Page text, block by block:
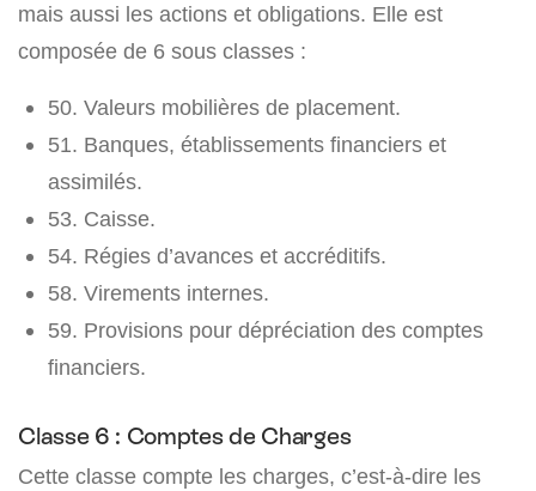
mais aussi les actions et obligations. Elle est
composée de 6 sous classes :
50. Valeurs mobilières de placement.
51. Banques, établissements financiers et
assimilés.
53. Caisse.
54. Régies d’avances et accréditifs.
58. Virements internes.
59. Provisions pour dépréciation des comptes
financiers.
Classe 6 : Comptes de Charges
Cette classe compte les charges, c’est-à-dire les